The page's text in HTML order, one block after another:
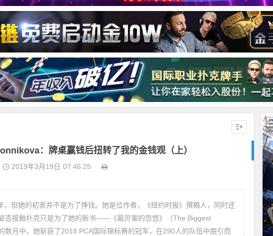
：牌桌赢钱后扭转了我的金钱观（上）
2019年3月19日 07:46:25
但她的初衷并不是为了挣钱。她是位作者，《纽约时报》撰稿人，同时还
态接触扑克只是为了她的新书——《最厉害的忽悠》（The Biggest
数月中，她斩获了2018 PCA国际锦标赛的冠军，在290人的队伍中脱引而